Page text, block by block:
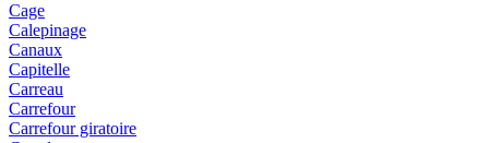
Cage
Calepinage
Canaux
Capitelle
Carreau
Carrefour
Carrefour giratoire